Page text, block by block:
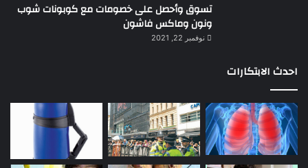
تسوق وأحصل على خصومات مع كوبونات شوب
ونون وماكس فاشون
نوفمبر 22, 2021
احدث الابتكارات